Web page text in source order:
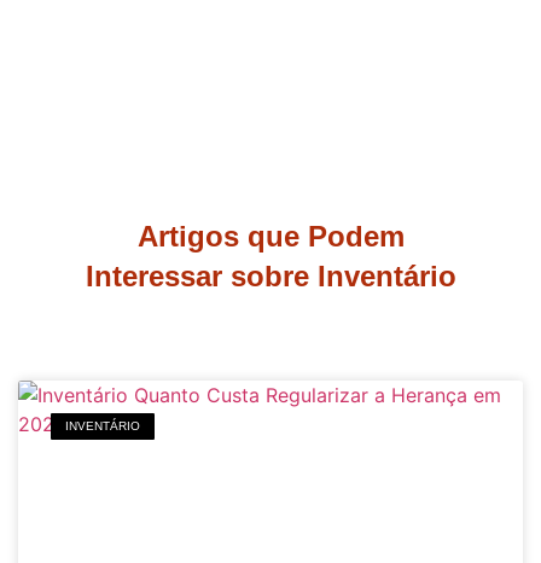
Artigos que Podem
Interessar sobre Inventário
INVENTÁRIO